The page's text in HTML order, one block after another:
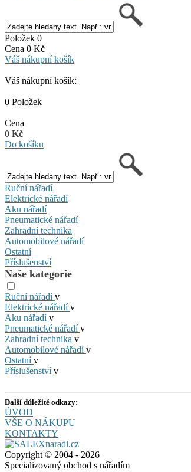
Položek 0
Cena 0 Kč
Váš nákupní košík
Váš nákupní košík:
0 Položek
Cena
0 Kč
Do košíku
Ruční nářadí
Elektrické nářadí
Aku nářadí
Pneumatické nářadí
Zahradní technika
Automobilové nářadí
Ostatní
Příslušenství
Naše kategorie
Ruční nářadív
Elektrické nářadív
Aku nářadív
Pneumatické nářadív
Zahradní technika v
Automobilové nářadív
Ostatnív
Příslušenstvív
Další důležité odkazy:
ÚVOD
VŠE O NÁKUPU
KONTAKTY
Copyright © 2004 - 2026
Specializovaný obchod s nářadím